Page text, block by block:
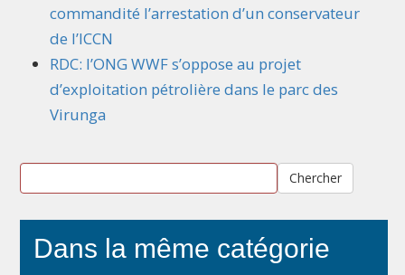
commandité l’arrestation d’un conservateur
de l’ICCN
RDC: l’ONG WWF s’oppose au projet
d’exploitation pétrolière dans le parc des
Virunga
Chercher
Dans la même catégorie